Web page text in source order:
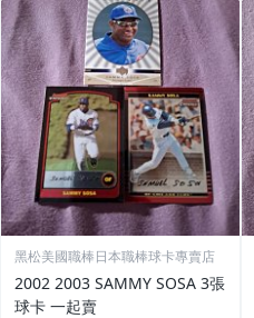
黑松美國職棒日本職棒球卡專賣店
2002 2003 SAMMY SOSA 3張
球卡 一起賣